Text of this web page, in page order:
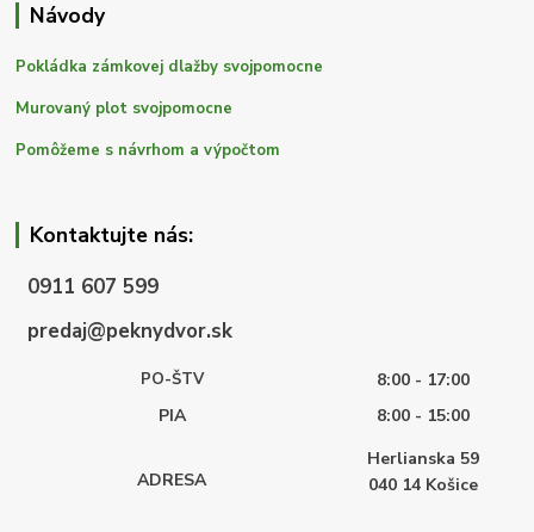
Návody
Pokládka zámkovej dlažby svojpomocne
Murovaný plot svojpomocne
Pomôžeme s návrhom a výpočtom
Kontaktujte nás:
0911 607 599
predaj@peknydvor.sk
PO-ŠTV
8:00 - 17:00
PIA
8:00 - 15:00
ADRESA
Herlianska 59
040 14 Košice